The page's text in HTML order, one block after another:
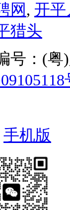
网 , 开
猎头
号：(
手机版